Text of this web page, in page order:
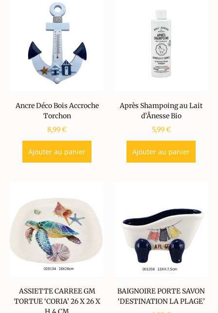
Ancre Déco Bois Accroche
Torchon
8,99€
Ajouter au panier
Après Shampoing au Lait
d’Ânesse Bio
5,99€
Ajouter au panier
ASSIETTE CARREE GM
TORTUE ‘CORIA’ 26 X 26 X
BAIGNOIRE PORTE SAVON
‘DESTINATION LA PLAGE’